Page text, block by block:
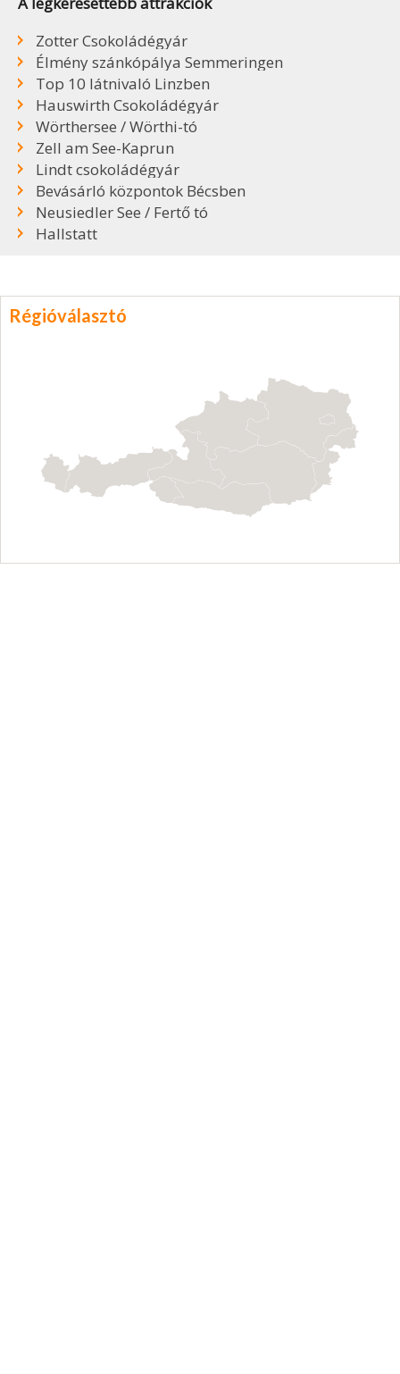
Zotter Csokoládégyár
Élmény szánkópálya Semmeringen
Top 10 látnivaló Linzben
Hauswirth Csokoládégyár
Wörthersee / Wörthi-tó
Zell am See-Kaprun
Lindt csokoládégyár
Bevásárló központok Bécsben
Neusiedler See / Fertő tó
Hallstatt
Régióválasztó